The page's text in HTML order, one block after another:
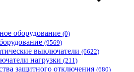
оборудование (0)
(9569)
выключатели (6622)
нагрузки (211)
защитного отключения (680)